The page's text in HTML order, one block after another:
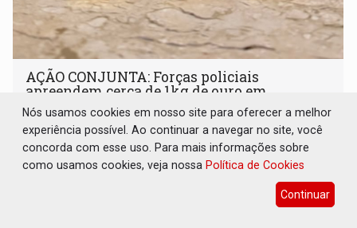
AÇÃO CONJUNTA: Forças policiais
apreendem cerca de 1kg de ouro em
Rondônia
Polícia 05 de Agosto de 2026 às 17:32
Suspeito foi preso em flagrante
Nós usamos cookies em nosso site para oferecer a melhor
experiência possível. Ao continuar a navegar no site, você
concorda com esse uso. Para mais informações sobre
como usamos cookies, veja nossa Política de Cookies
Continuar